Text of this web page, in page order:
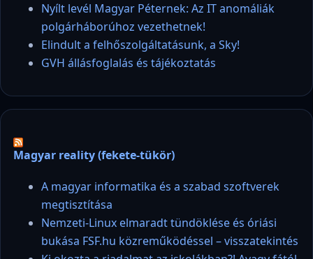
Nyílt levél Magyar Péternek: Az IT anomáliák
polgárháborúhoz vezethetnek!
Elindult a felhőszolgáltatásunk, a Sky!
GVH állásfoglalás és tájékoztatás
Magyar reality (fekete-tükör)
A magyar informatika és a szabad szoftverek
megtisztítása
Nemzeti-Linux elmaradt tündöklése és óriási
bukása FSF.hu közreműködéssel – visszatekintés